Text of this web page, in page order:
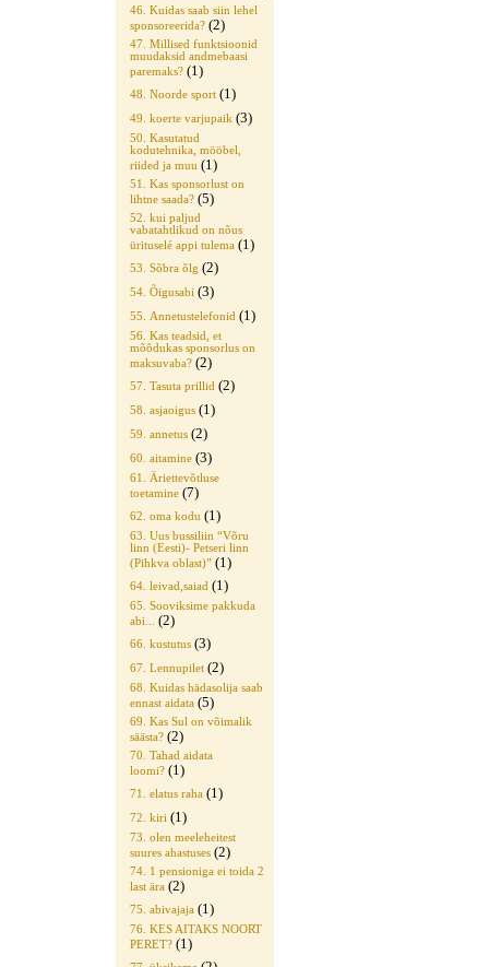
46. Kuidas saab siin lehel
sponsoreerida? (2)
47. Millised funktsioonid
muudaksid andmebaasi
paremaks? (1)
48. Noorde sport (1)
49. koerte varjupaik (3)
50. Kasutatud
kodutehnika, mööbel,
riided ja muu (1)
51. Kas sponsorlust on
lihtne saada? (5)
52. kui paljud
vabatahtlikud on nõus
ürituselé appi tulema (1)
53. Sõbra õlg (2)
54. Õigusabi (3)
55. Annetustelefonid (1)
56. Kas teadsid, et
mõõdukas sponsorlus on
maksuvaba? (2)
57. Tasuta prillid (2)
58. asjaoigus (1)
59. annetus (2)
60. aitamine (3)
61. Äriettevõtluse
toetamine (7)
62. oma kodu (1)
63. Uus bussiliin “Võru
linn (Eesti)- Petseri linn
(Pihkva oblast)” (1)
64. leivad,saiad (1)
65. Sooviksime pakkuda
abi...
(2)
66. kustutus (3)
67. Lennupilet (2)
68. Kuidas hädasolija saab
ennast aidata (5)
69. Kas Sul on võimalik
säästa? (2)
70. Tahad aidata
loomi? (1)
71. elatus raha (1)
72. kiri (1)
73. olen meeleheitest
suures ahastuses (2)
74. 1 pensioniga ei toida 2
last ära (2)
75. abivajaja (1)
76. KES AITAKS NOORT
PERET? (1)